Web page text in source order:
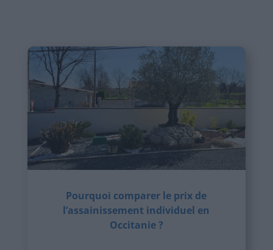
Pourquoi comparer le prix de
l’assainissement individuel en
Occitanie ?